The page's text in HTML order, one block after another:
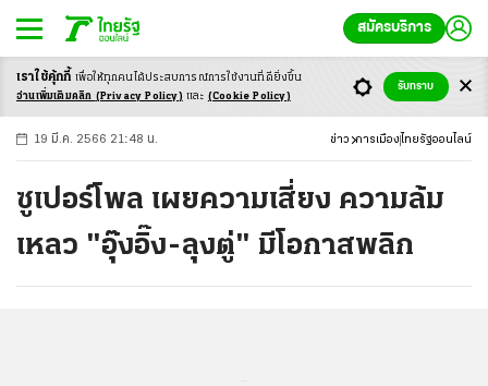
สมัครบริการ
-ก ก ก+
19 มี.ค. 2566 21:48 น. ข่าว การเมือง ไทยรัฐออนไลน์
ซูเปอร์โพล เผยความเสี่ยง ความล้ม
เหลว "อุ๊งอิ๊ง-ลุงตู่" มีโอกาสพลิก
เราใช้คุ้กกี้ เพื่อให้ทุกคนได้ประสบการณ์การใช้งานที่ดียิ่งขึ้น
อ่านเพิ่มเติมคลิก (Privacy Policy) และ (Cookie Policy)
รับทราบ